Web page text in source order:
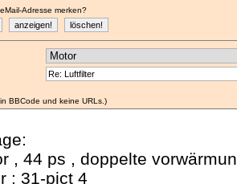
Adresse merken?
BBCode und keine URLs.)